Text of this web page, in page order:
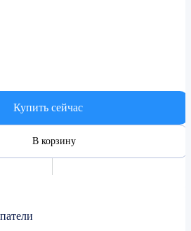
Купить сейчас
В корзину